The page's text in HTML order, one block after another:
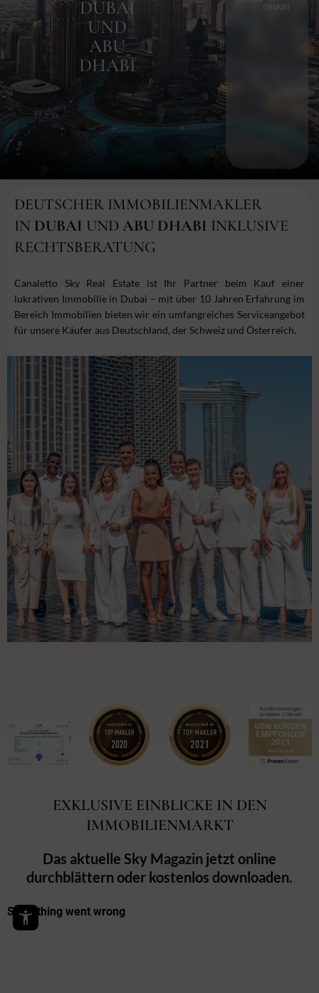
DUBAI
UND
ABU
DHABI
DHABI
DEUTSCHER IMMOBILIENMAKLER
IN DUBAI UND ABU DHABI INKLUSIVE
RECHTSBERATUNG
Canaletto Sky Real Estate ist Ihr Partner beim Kauf einer
lukrativen Immobilie in Dubai – mit über 10 Jahren Erfahrung im
Bereich Immobilien bieten wir ein umfangreiches Serviceangebot
für unsere Käufer aus Deutschland, der Schweiz und Österreich.
EXKLUSIVE EINBLICKE IN DEN
IMMOBILIENMARKT
Das aktuelle Sky Magazin jetzt online
durchblättern oder kostenlos downloaden.